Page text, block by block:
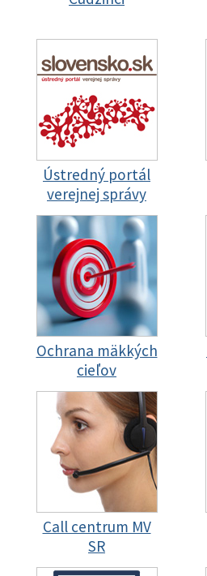
Ústredný portál
verejnej správy
Ochrana mäkkých
cieľov
Call centrum MV
SR